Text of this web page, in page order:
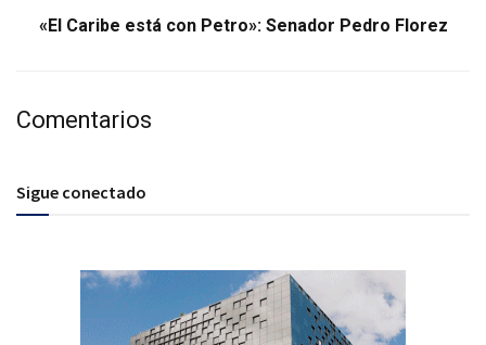
«El Caribe está con Petro»: Senador Pedro Florez
Comentarios
Sigue conectado